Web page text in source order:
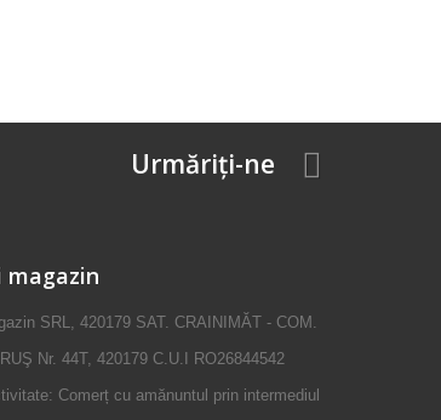
Urmăriți-ne
SRL, 420179 SAT. CRAINIMĂT - COM.
Nr. 44T, 420179 C.U.I RO26844542
Comerț cu amănuntul prin intermediul